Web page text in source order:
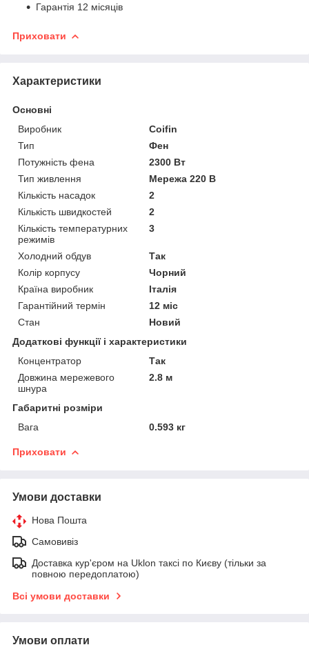
Гарантія 12 місяців
Приховати
Характеристики
Основні
Виробник
Coifin
Тип
Фен
Потужність фена
2300 Вт
Тип живлення
Мережа 220 В
Кількість насадок
2
Кількість швидкостей
2
Кількість температурних
режимів
3
Холодний обдув
Так
Колір корпусу
Чорний
Країна виробник
Італія
Гарантійний термін
12 міс
Стан
Новий
Додаткові функції і характеристики
Концентратор
Так
Довжина мережевого
шнура
2.8 м
Габаритні розміри
Вага
0.593 кг
Приховати
Умови доставки
Нова Пошта
Самовивіз
Доставка кур'єром на Uklon таксі по Києву (тільки за
повною передоплатою)
Всі умови доставки
Умови оплати